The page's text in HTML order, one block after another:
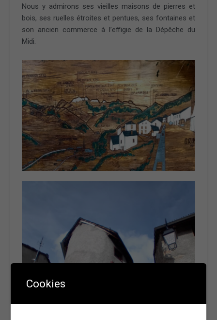
Nous y admirons ses vieilles maisons de pierres et
bois, ses ruelles étroites et pentues, ses fontaines et
son ancien commerce à l’effigie de la Dépêche du
Midi.
Cookies